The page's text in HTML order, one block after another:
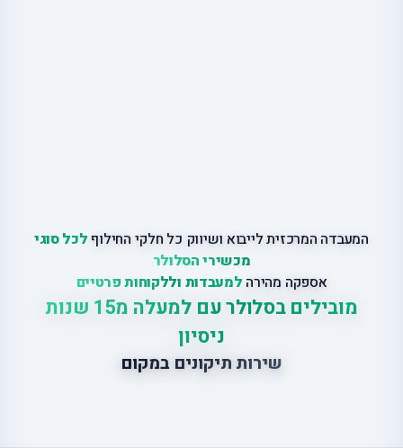
המעבדה המרכזית לייבוא ושיווק כל חלקי החילוףלכל סוגי
מכשירי הסלולר
אספקה מהירה למעבדות וללקוחות פרטיים
מובילים בסלולר עם למעלה מ15 שנות
ניסיון
שירות תיקונים במקום